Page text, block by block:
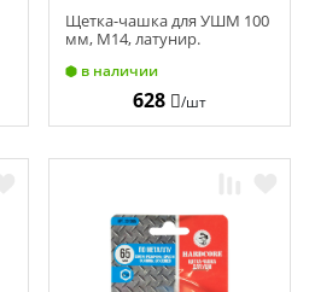
Щетка-чашка для УШМ 100
мм, М14, латунир.
"Hardcore" 202100
в наличии
628 /шт